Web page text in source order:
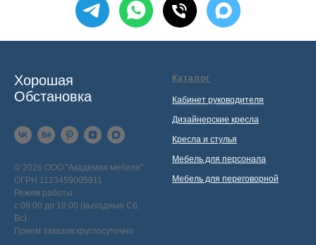
Хорошая
Обстановка
© 2026 ООО "Академия мебели"
ОГРН 1123459005911
Режим работы:
с 09:00 до 18:00 (выходные Сб,
Вс)
Прием заказов круглосуточно
Каталог
Кабинет руководителя
Дизайнерские кресла
Кресла и стулья
Мебель для персонала
Мебель для переговорной